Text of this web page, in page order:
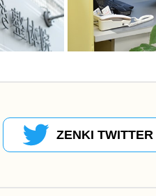
ZENKI TWITTER